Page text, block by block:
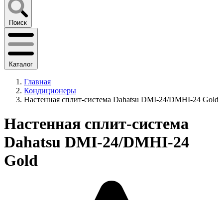
Поиск
Каталог
Главная
Кондиционеры
Настенная сплит-система Dahatsu DMI-24/DMHI-24 Gold
Настенная сплит-система
Dahatsu DMI-24/DMHI-24
Gold